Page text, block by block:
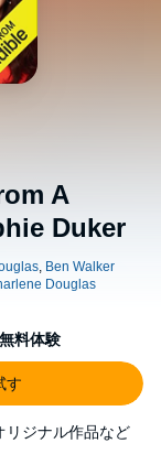
A
Duker
料体験
す
リジナル作品など